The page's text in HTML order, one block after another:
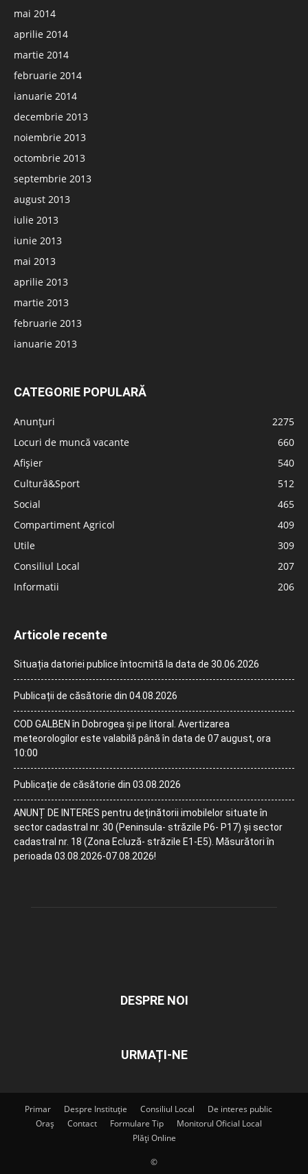
mai 2014
aprilie 2014
martie 2014
februarie 2014
ianuarie 2014
decembrie 2013
noiembrie 2013
octombrie 2013
septembrie 2013
august 2013
iulie 2013
iunie 2013
mai 2013
aprilie 2013
martie 2013
februarie 2013
ianuarie 2013
CATEGORIE POPULARĂ
Anunțuri
2275
Locuri de muncă vacante
660
Afișier
540
Cultură&Sport
512
Social
465
Compartiment Agricol
409
Utile
309
Consiliul Local
207
Informatii
206
Articole recente
Situația datoriei publice întocmită la data de 30.06.2026
Publicații de căsătorie din 04.08.2026
COD GALBEN în Dobrogea și pe litoral. Avertizarea
meteorologilor este valabilă până în data de 07 august, ora
10:00
Publicație de căsătorie din 03.08.2026
ANUNȚ DE INTERES pentru deținătorii imobilelor situate în
sector cadastral nr. 30 (Peninsula- străzile P6- P17) și sector
cadastral nr. 18 (Zona Ecluză- străzile E1-E5). Măsurători în
perioada 03.08.2026-07.08.2026!
DESPRE NOI
URMAȚI-NE
Primar Despre Instituție Consiliul Local
De interes public
Oraș
Contact Formulare Tip
Monitorul Oficial Local
Plăți Online
©